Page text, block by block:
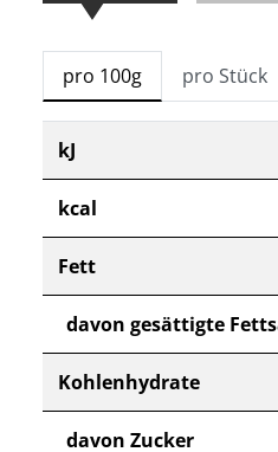
pro 100g pro Stück
kJ
kcal
Fett
davon gesättigte
Kohlenhydrate
davon Zucker